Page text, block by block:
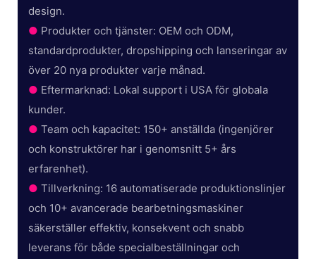
design.
● Produkter och tjänster: OEM och ODM,
standardprodukter, dropshipping och lanseringar av
över 20 nya produkter varje månad.
● Eftermarknad: Lokal support i USA för globala
kunder.
● Team och kapacitet: 150+ anställda (ingenjörer
och konstruktörer har i genomsnitt 5+ års
erfarenhet).
● Tillverkning: 16 automatiserade produktionslinjer
och 10+ avancerade bearbetningsmaskiner
säkerställer effektiv, konsekvent och snabb
leverans för både specialbeställningar och